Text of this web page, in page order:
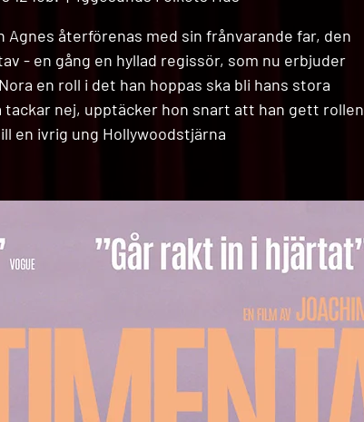
Agnes återförenas med sin frånvarande far, den
- en gång en hyllad regissör, som nu erbjuder
en roll i det han hoppas ska bli hans stora
tackar nej, upptäcker hon snart att han gett rollen
en ivrig ung Hollywoodstjärna